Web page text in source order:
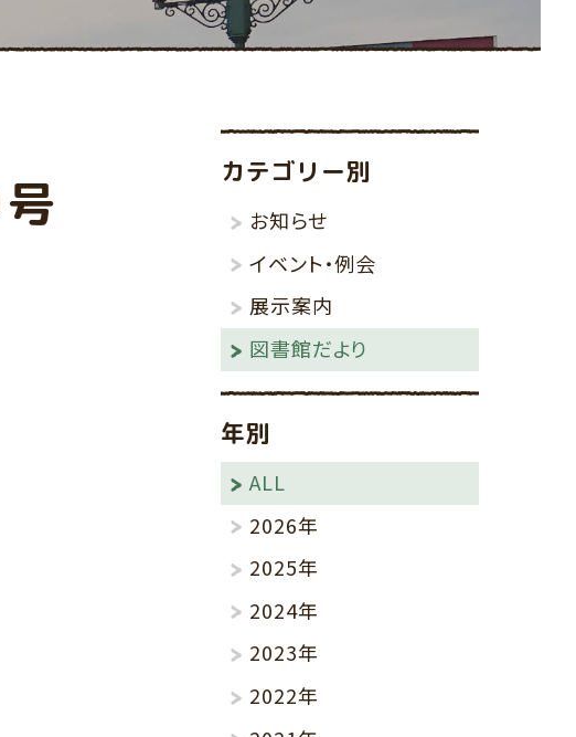
ハートフル
その他
りんごの棚
カテゴリー別
お知らせ
イベント・例会
展示案内
図書館だより
年別
ALL
2026年
2025年
2024年
2023年
2022年